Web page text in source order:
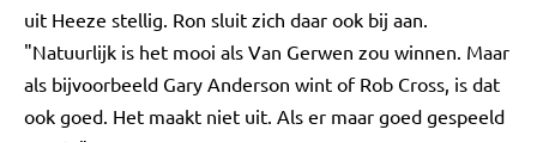
uit Heeze stellig. Ron sluit zich daar ook bij aan.
"Natuurlijk is het mooi als Van Gerwen zou winnen. Maar
als bijvoorbeeld Gary Anderson wint of Rob Cross, is dat
ook goed. Het maakt niet uit. Als er maar goed gespeeld